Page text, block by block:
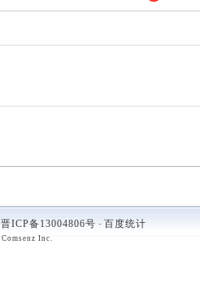
晋ICP备13004806号 - 百度统计
Comsenz Inc.